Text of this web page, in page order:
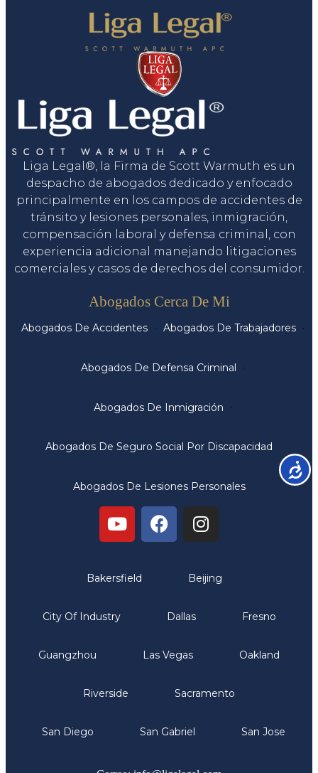
Liga Legal®, la Firma de Scott Warmuth es un
despacho de abogados dedicado y enfocado
principalmente en los campos de accidentes de
tránsito y lesiones personales, inmigración,
compensación laboral y defensa criminal, con
experiencia adicional manejando litigaciones
comerciales y casos de derechos del consumidor.
Abogados Cerca De Mi
Abogados De Accidentes Abogados De Trabajadores
Abogados De Defensa Criminal
Abogados De Inmigración
Abogados De Seguro Social Por Discapacidad
Abogados De Lesiones Personales
Bakersfield Beijing
City Of Industry Dallas Fresno
Guangzhou Las Vegas Oakland
Riverside Sacramento
San Diego San Gabriel San Jose